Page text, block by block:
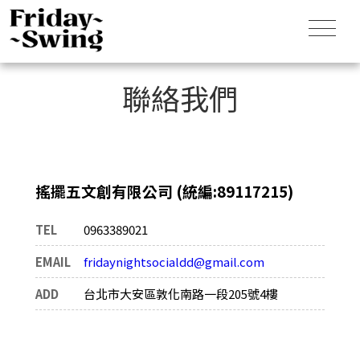
聯絡我們
搖擺五文創有限公司 (統編:89117215)
TEL
0963389021
EMAIL
fridaynightsocialdd@gmail.com
ADD
台北市大安區敦化南路一段205號4樓